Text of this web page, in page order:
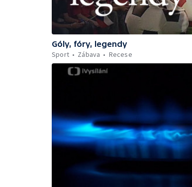
Góly, fóry, legendy
Sport
Zábava Recese